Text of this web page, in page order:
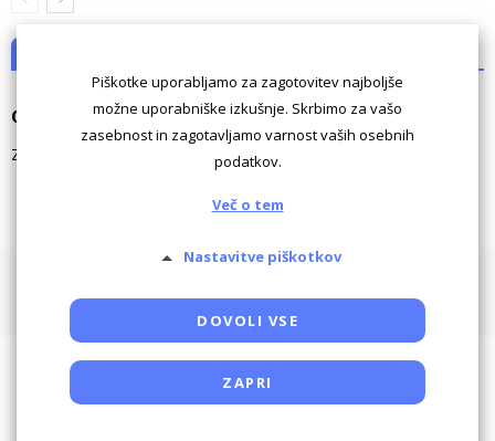
Odgovori
Za komentiranje morate bitiprijavljeni
Piškotke uporabljamo za zagotovitev najboljše
možne uporabniške izkušnje. Skrbimo za vašo
zasebnost in zagotavljamo varnost vaših osebnih
podatkov.
Več o tem
Nastavitve piškotkov
DOVOLI VSE
ZAPRI